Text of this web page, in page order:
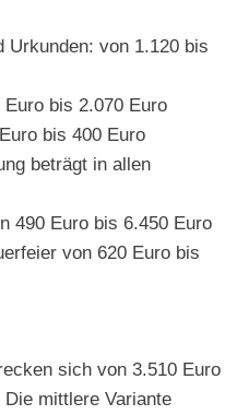
Urkunden: von 1.120 bis
bis 2.070 Euro
bis 400 Euro
beträgt in allen
490 Euro bis 6.450 Euro
von 620 Euro bis
sich von 3.510 Euro
mittlere Variante